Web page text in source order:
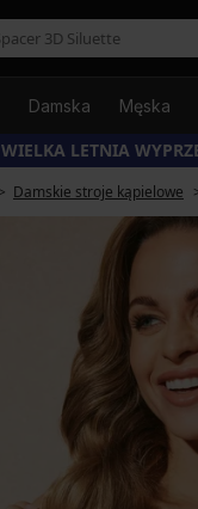
Damska Męska
WIELKA LETNIA
Damskie stroje kąpielowe